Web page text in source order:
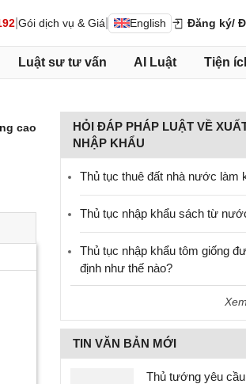
Gói dịch vụ & Giá English Đăng ký/
Luật sư tư vấn AI Luật Tiện
cao
HỎI ĐÁP PHÁP LUẬT VỀ
NHẬP KHẨU
Thủ tục thuê đất nhà nước làm
Thủ tục nhập khẩu sách từ
Thủ tục nhập khẩu tôm giống
định như thế nào?
TIN VĂN BẢN MỚI
Thủ tướng yêu